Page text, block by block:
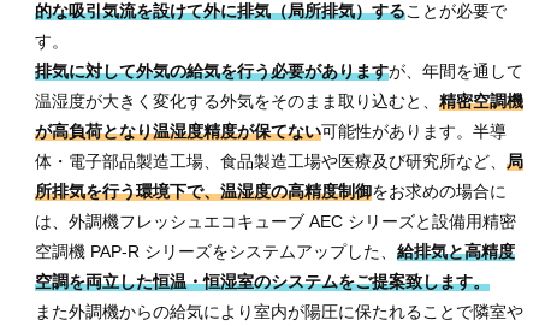
的な吸引気流を設けて外に排気（局所排気）することが必要で
す。
排気に対して外気の給気を行う必要がありますが、年間を通して
温湿度が大きく変化する外気をそのまま取り込むと、 精密空調機
が高負荷となり温湿度精度が保てない可能性があります。半導
体・電子部品製造工場、食品製造工場や医療及び研究所など、 局
所排気を行う環境下で、温湿度の高精度制御をお求めの場合に
は、外調機フレッシュエコキューブ AEC シリーズと設備用精密
空調機 PAP-R シリーズをシステムアップした、 給排気と高精度
空調を両立した恒温・恒湿室のシステムをご提案致します。
また外調機からの給気により室内が陽圧に保たれることで隣室や